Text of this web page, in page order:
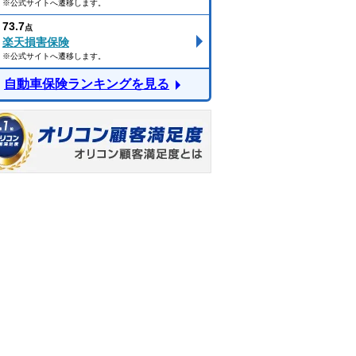
※公式サイトへ遷移します。
73.7点
楽天損害保険
※公式サイトへ遷移します。
自動車保険ランキングを見る